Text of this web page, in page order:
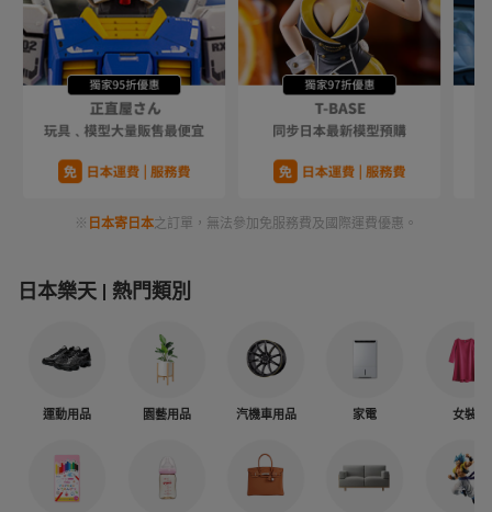
※ 日本寄日本之訂單，無法參加免服務費及國際運費優惠。
日本樂天 熱門類別
運動用品 園藝用品 汽機車用品 家電 女裝